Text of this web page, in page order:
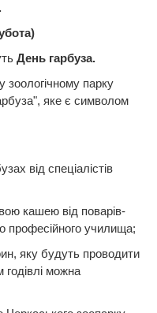
День гарбуза.
зоологічному парку
яке є символом
від спеціалістів
кашею від поварів-
професійного училища;
яку будуть проводити
годівлі можна